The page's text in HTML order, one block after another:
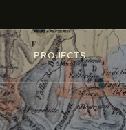
PROJECTS